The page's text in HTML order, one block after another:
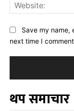
Save my name,
next time I
थप समाचार